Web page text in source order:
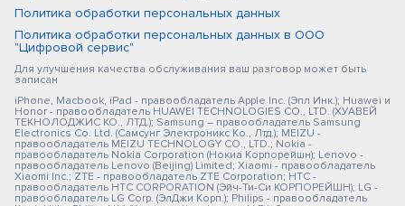
Политика обработки персональных данных
Политика обработки персональных данных в ООО
"Цифровой сервис"
Для улучшения качества обслуживания ваш разговор может быть
записан
iPhone, Macbook, iPad - правообладатель Apple Inc. (Эпл Инк.); Huawei и
Honor - правообладатель HUAWEI TECHNOLOGIES CO., LTD. (ХУАВЕЙ
ТЕКНОЛОДЖИС КО., ЛТД.); Samsung – правообладатель Samsung
Electronics Co. Ltd. (Самсунг Электроникс Ко., Лтд.); MEIZU -
правообладатель MEIZU TECHNOLOGY CO., LTD.; Nokia -
правообладатель Nokia Corporation (Нокиа Корпорейшн); Lenovo -
правообладатель Lenovo (Beijing) Limited; Xiaomi - правообладатель
Xiaomi Inc.; ZTE - правообладатель ZTE Corporation; HTC -
правообладатель HTC CORPORATION (Эйч-Ти-Си КОРПОРЕЙШН); LG -
правообладатель LG Corp. (ЭлДжи Корп.); Philips - правообладатель